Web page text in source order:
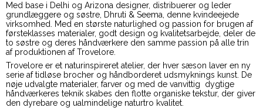
Med base i Delhi og Arizona designer, distribuerer og leder
grundlæggere og søstre, Dhruti & Seema, denne kvindeejede
virksomhed. Med en største naturlighed og passion for brugen af
førsteklasses materialer, godt design og kvalitetsarbejde, deler de
to søstre og deres håndværkere den samme passion på alle trin
af produktionen af Trovelore.
Trovelore er et naturinspireret atelier, der hver sæson laver en ny
serie af tidløse brocher og håndborderet udsmyknings kunst. De
nøje udvalgte materialer, farver og med de vanvittig dygtige
håndværkeres teknik skabes den flotte organiske tekstur, der giver
den dyrebare og ualmindelige naturtro kvalitet.